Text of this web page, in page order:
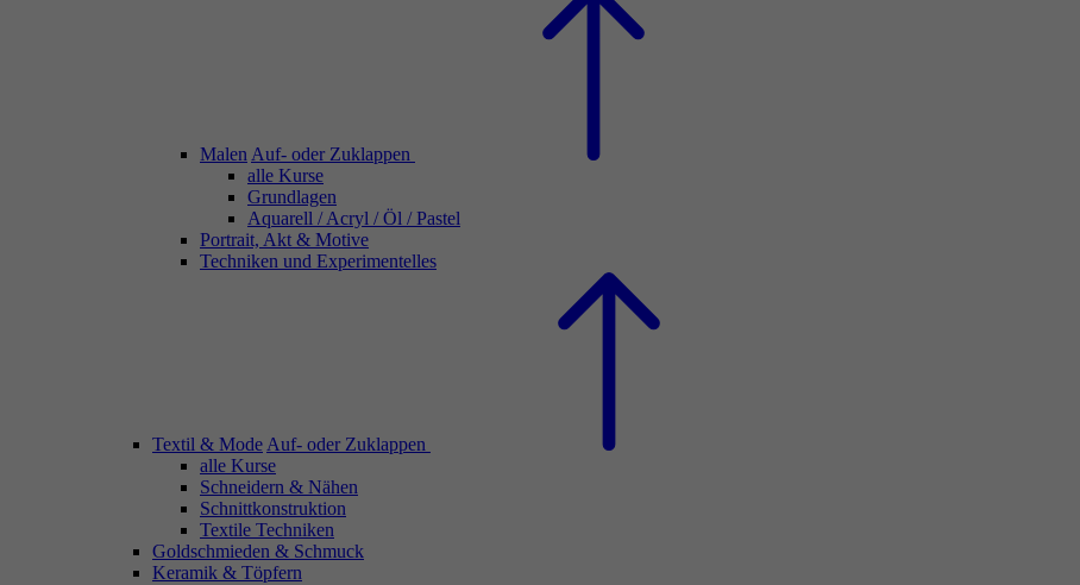
Malen Auf- oder Zuklappen
alle Kurse
Grundlagen
Aquarell / Acryl / Öl / Pastel
Portrait, Akt & Motive
Techniken und Experimentelles
Textil & Mode Auf- oder Zuklappen
alle Kurse
Schneidern & Nähen
Schnittkonstruktion
Textile Techniken
Goldschmieden & Schmuck
Keramik & Töpfern